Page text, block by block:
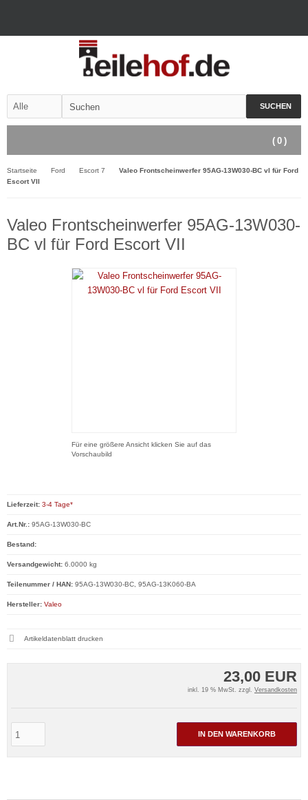
SUCHEN
( 0 )
Startseite Ford Escort 7
Valeo Frontscheinwerfer 95AG-13W030-BC vl für Ford
Escort VII
Valeo Frontscheinwerfer 95AG-13W030-
BC vl für Ford Escort VII
Für eine größere Ansicht klicken Sie auf das
Vorschaubild
23,00 EUR
inkl. 19 % MwSt. zzgl. Versandkosten
IN DEN WARENKORB
Lieferzeit: 3-4 Tage*
Art.Nr.: 95AG-13W030-BC
Bestand:
Versandgewicht: 6.0000 kg
Teilenummer / HAN: 95AG-13W030-BC, 95AG-13K060-BA
Hersteller: Valeo
Artikeldatenblatt drucken